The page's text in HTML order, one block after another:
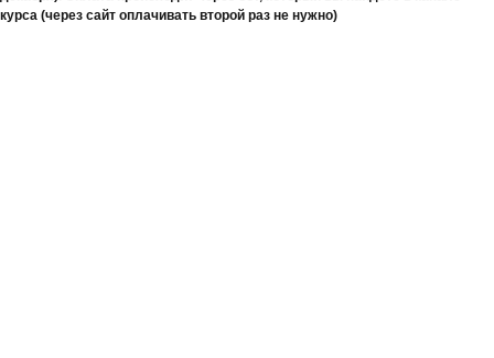
курса (через сайт оплачивать второй раз не нужно)